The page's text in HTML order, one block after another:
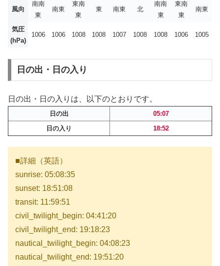
風向
南南
東
南東
東南
東
東 南東 北
南南
東
東南
東
南東
気圧
(hPa)
1006 1006 1008 1008 1007 1008 1008 1006 1005
日の出・日の入り
日の出・日の入りは、以下のとおりです。
日の出
05:07
日の入り
18:52
■詳細（英語）
sunrise: 05:08:35
sunset: 18:51:08
transit: 11:59:51
civil_twilight_begin: 04:41:20
civil_twilight_end: 19:18:23
nautical_twilight_begin: 04:08:23
nautical_twilight_end: 19:51:20